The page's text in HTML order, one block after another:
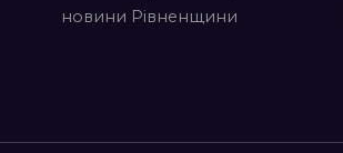
новини Рівненщини